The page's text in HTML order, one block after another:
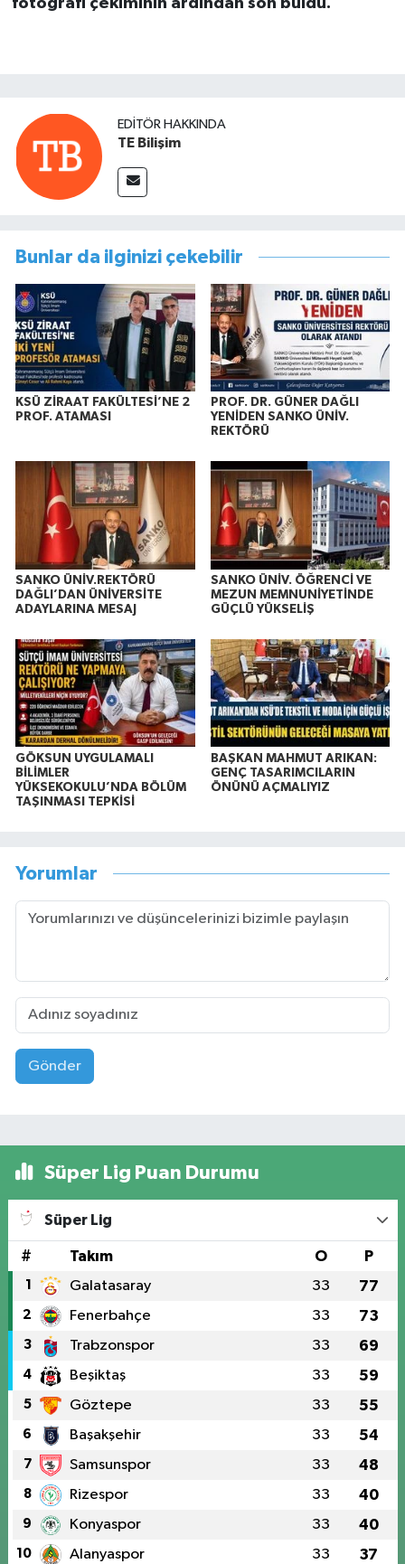
fotoğrafı çekiminin ardından son buldu.
EDITÖR HAKKINDA
TE Bilişim
Bunlar da ilginizi çekebilir
KSÜ ZİRAAT FAKÜLTESİ’NE 2
PROF. ATAMASI
PROF. DR. GÜNER DAĞLI
YENİDEN SANKO ÜNİV.
REKTÖRÜ
SANKO ÜNİV.REKTÖRÜ
DAĞLI’DAN ÜNİVERSİTE
ADAYLARINA MESAJ
SANKO ÜNİV. ÖĞRENCİ VE
MEZUN MEMNUNİYETİNDE
GÜÇLÜ YÜKSELİŞ
GÖKSUN UYGULAMALI
BİLİMLER
YÜKSEKOKULU’NDA BÖLÜM
TAŞINMASI TEPKİSİ
BAŞKAN MAHMUT ARIKAN:
GENÇ TASARIMCILARIN
ÖNÜNÜ AÇMALIYIZ
Yorumlar
Gönder
Süper Lig Puan Durumu
Süper Lig
# Takım O P
1 Galatasaray 33 77
2 Fenerbahçe 33 73
3 Trabzonspor 33 69
4 Beşiktaş 33 59
5 Göztepe 33 55
6 Başakşehir 33 54
7 Samsunspor 33 48
8 Rizespor 33 40
9 Konyaspor 33 40
10 Alanyaspor 33 37